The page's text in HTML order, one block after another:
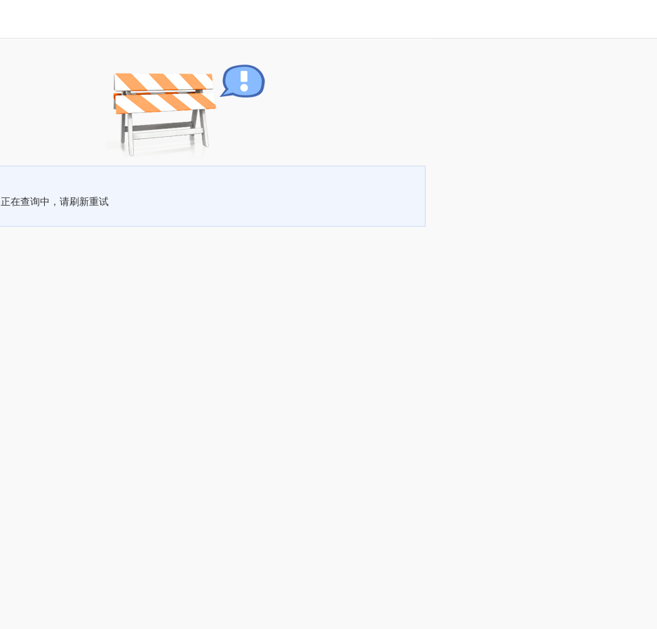
正在查询中，请刷新重试